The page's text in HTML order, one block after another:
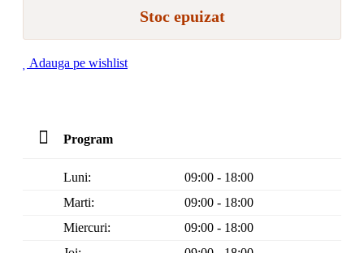
Stoc epuizat
Adauga pe wishlist
Program
Luni:
09:00 - 18:00
Marti:
09:00 - 18:00
Miercuri:
09:00 - 18:00